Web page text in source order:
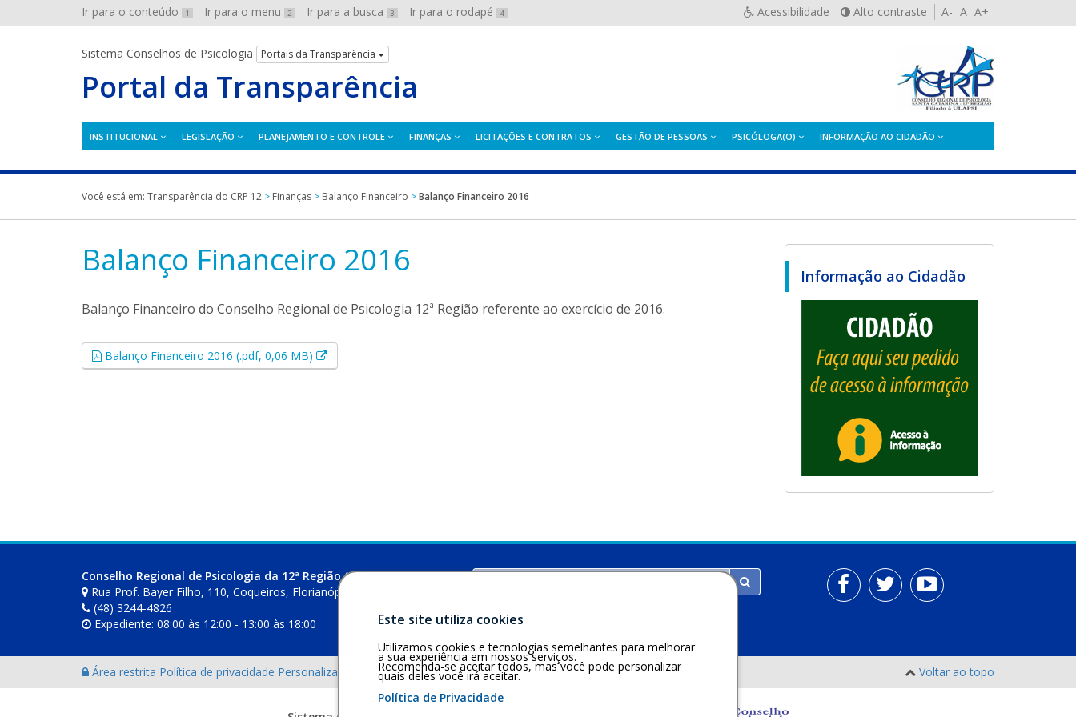
Ir para o conteúdo 1 Ir para o menu 2 Ir para a busca 3 Ir para o rodapé 4 Acessibilidade Alto contraste A- A A+
Sistema Conselhos de Psicologia Portais da Transparência
Portal da Transparência
INSTITUCIONAL LEGISLAÇÃO PLANEJAMENTO E CONTROLE FINANÇAS LICITAÇÕES E CONTRATOS GESTÃO DE PESSOAS PSICÓLOGA(O) INFORMAÇÃO AO CIDADÃO
Você está em: Transparência do CRP 12 > Finanças > Balanço Financeiro >Balanço Financeiro 2016
Balanço Financeiro 2016
Balanço Financeiro do Conselho Regional de Psicologia 12ª Região referente ao exercício de 2016.
Balanço Financeiro 2016 (.pdf, 0,06 MB) Esse link abrirá em uma nova janela.
Informação ao Cidadão
Conselho Regional de Psicologia da 12ª Região (SC)
Rua Prof. Bayer Filho, 110, Coqueiros, Florianópolis-SC, 88080-300
(48) 3244-4826
Expediente: 08:00 às 12:00 - 13:00 às 18:00
Buscar
Área restrita Política de privacidade Personalização de cookies Voltar ao topo
Este site utiliza cookies
Utilizamos cookies e tecnologias semelhantes para melhorar
a sua experiência em nossos serviços.
Recomenda-se aceitar todos, mas você pode personalizar
quais deles você irá aceitar.
Política de Privacidade